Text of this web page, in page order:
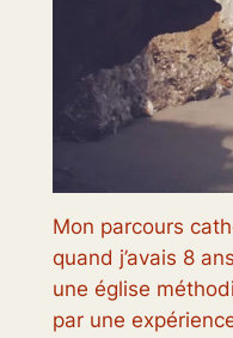
Mon parcours
quand j’avais 8
une église
par une